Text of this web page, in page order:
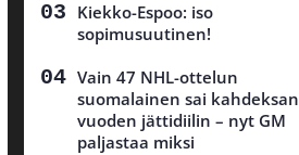
Kiekko-Espoo: iso
sopimusuutinen!
Vain 47 NHL-ottelun
suomalainen sai kahdeksan
vuoden jättidiilin – nyt GM
paljastaa miksi